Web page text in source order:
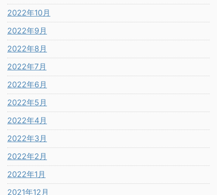
2022年10月
2022年9月
2022年8月
2022年7月
2022年6月
2022年5月
2022年4月
2022年3月
2022年2月
2022年1月
2021年12月